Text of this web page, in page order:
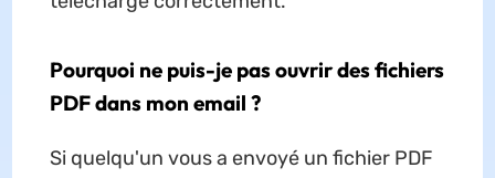
Pourquoi ne puis-je pas ouvrir des fichiers
PDF dans mon email ?
Si quelqu'un vous a envoyé un fichier PDF